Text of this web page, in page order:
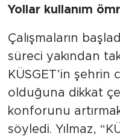
Yollar kullanım
Çalışmaların
süreci yakından
KÜSGET’in şehrin
olduğuna dikkat
konforunu
söyledi. Yılmaz,